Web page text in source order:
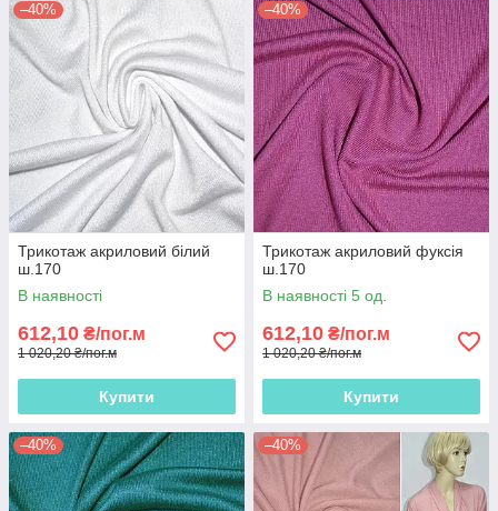
–40%
Трикотаж акриловий білий
ш.170
В наявності
612,10 ₴/пог.м
1 020,20 ₴/пог.м
Купити
–40%
Трикотаж акриловий фуксія
ш.170
В наявності 5 од.
612,10 ₴/пог.м
1 020,20 ₴/пог.м
Купити
–40% –40%